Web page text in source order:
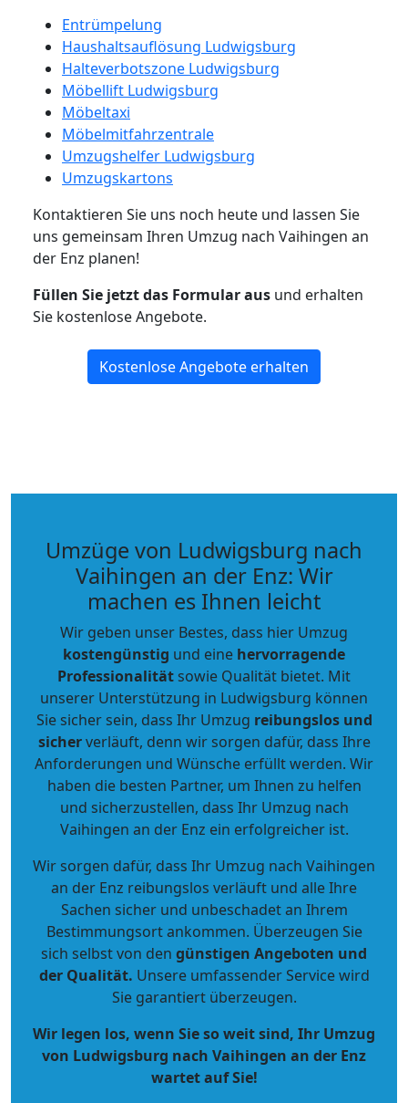
Entrümpelung
Haushaltsauflösung Ludwigsburg
Halteverbotszone Ludwigsburg
Möbellift Ludwigsburg
Möbeltaxi
Möbelmitfahrzentrale
Umzugshelfer Ludwigsburg
Umzugskartons
Kontaktieren Sie uns noch heute und lassen Sie
uns gemeinsam Ihren Umzug nach Vaihingen an
der Enz planen!
Füllen Sie jetzt das Formular aus und erhalten
Sie kostenlose Angebote.
Kostenlose Angebote erhalten
Umzüge von Ludwigsburg nach
Vaihingen an der Enz: Wir
machen es Ihnen leicht
Wir geben unser Bestes, dass hier Umzug
kostengünstig und eine hervorragende
Professionalitätsowie Qualität bietet. Mit
unserer Unterstützung in Ludwigsburg können
Sie sicher sein, dass Ihr Umzug reibungslos und
sicherverläuft, denn wir sorgen dafür, dass Ihre
Anforderungen und Wünsche erfüllt werden. Wir
haben die besten Partner, um Ihnen zu helfen
und sicherzustellen, dass Ihr Umzug nach
Vaihingen an der Enz ein erfolgreicher ist.
Wir sorgen dafür, dass Ihr Umzug nach Vaihingen
an der Enz reibungslos verläuft und alle Ihre
Sachen sicher und unbeschadet an Ihrem
Bestimmungsort ankommen. Überzeugen Sie
sich selbst von den günstigen Angeboten und
der Qualität. Unsere umfassender Service wird
Sie garantiert überzeugen.
Wir legen los, wenn Sie so weit sind, Ihr Umzug
von Ludwigsburg nach Vaihingen an der Enz
wartet auf Sie!